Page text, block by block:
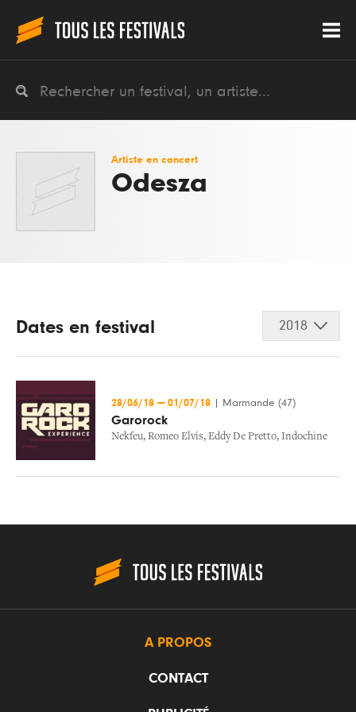
Artiste en concert
Odesza
Dates en festival 2018
28/06/18 — 01/07/18 Marmande (47)
Garorock
Nekfeu, Romeo Elvis, Eddy De Pretto, Indochine
A PROPOS
CONTACT